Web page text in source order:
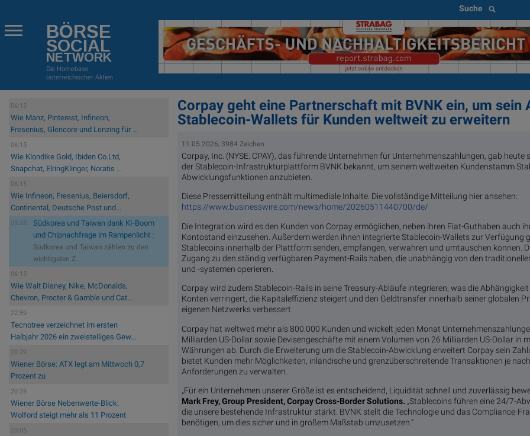
Suche
BÖRSE
SOCIAL
NETWORK
Die Homebase
österreichischer Aktien
06:15
Wie Manz, Pinterest, Infineon,
Fresenius, Glencore und Lenzing für ...
06:15
Wie Klondike Gold, Ibiden Co.Ltd,
Snapchat, ElringKlinger, Noratis ...
06:15
Wie Infineon, Fresenius, Beiersdorf,
Continental, Deutsche Post und...
05.08.
Südkorea und Taiwan dank KI-Boom
und Chipnachfrage im Rampenlicht :
Südkorea und Taiwan zählen zu den
wichtigsten Z...
06:15
Wie Walt Disney, Nike, McDonalds,
Chevron, Procter & Gamble und Cat...
22:59
Tecnotree verzeichnet im ersten
Halbjahr 2026 ein zweistelliges Gew...
20:29
Wiener Börse: ATX legt am Mittwoch 0,7
Prozent zu
20:28
Wiener Börse Nebenwerte-Blick:
Wolford steigt mehr als 11 Prozent
20:05
Corpay geht eine Partnerschaft mit BVNK ein, um sein
Stablecoin-Wallets für Kunden weltweit zu erweitern
11.05.2026, 3984 Zeichen
Corpay, Inc. (NYSE: CPAY), das führende Unternehmen für Unternehmenszahlungen, gab
der Stablecoin-Infrastrukturplattform BVNK bekannt, um seinem weltweiten Kundenstamm
Abwicklungsfunktionen anzubieten.
Diese Pressemitteilung enthält multimediale Inhalte. Die vollständige Mitteilung hier ansehen:
https://www.businesswire.com/news/home/20260511440700/de/
Die Integration wird es den Kunden von Corpay ermöglichen, neben ihren Fiat-Guthaben auch
Kontostand einzusehen. Außerdem werden ihnen integrierte Stablecoin-Wallets zur Verfügung
Stablecoins innerhalb der Plattform senden, empfangen, verwahren und umtauschen können.
Zugang zu den ständig verfügbaren Payment-Rails haben, die unabhängig von den
und -systemen operieren.
Corpay wird zudem Stablecoin-Rails in seine Treasury-Abläufe integrieren, was die
Konten verringert, die Kapitaleffizienz steigert und den Geldtransfer innerhalb seiner globalen
eigenen Netzwerks verbessert.
Corpay hat weltweit mehr als 800.000 Kunden und wickelt jeden Monat
Milliarden US-Dollar sowie Devisengeschäfte mit einem Volumen von 26 Milliarden US-Dollar in
Währungen ab. Durch die Erweiterung um die Stablecoin-Abwicklung erweitert Corpay sein
bietet Kunden mehr Möglichkeiten, inländische und grenzüberschreitende Transaktionen je
Anforderungen zu verwalten.
„Für ein Unternehmen unserer Größe ist es entscheidend, Liquidität schnell und zuverlässig
Mark Frey, Group President, Corpay Cross-Border Solutions. „Stablecoins führen eine 24/7-
die unsere bestehende Infrastruktur stärkt. BVNK stellt die Technologie und das Compliance-
benötigen, um dies sicher und in großem Maßstab umzusetzen.“